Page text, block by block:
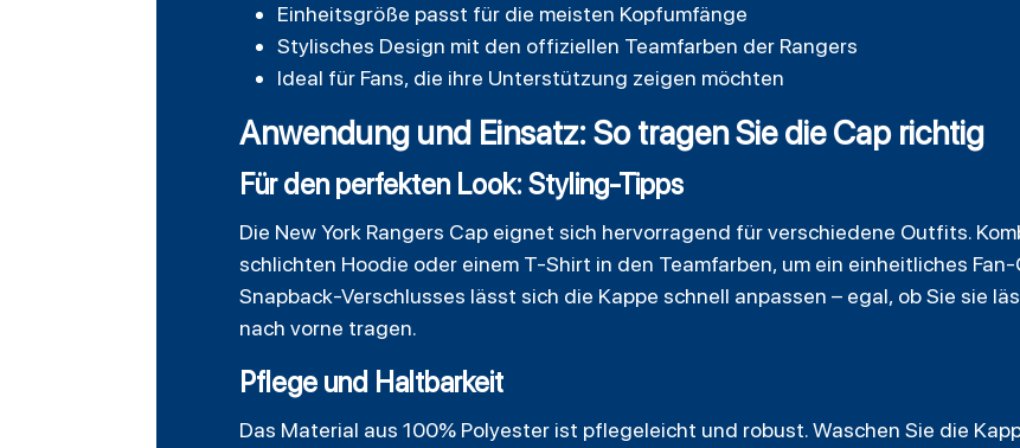
Einheitsgröße passt für die meisten Kopfumfänge
Stylisches Design mit den offiziellen Teamfarben der Rangers
Ideal für Fans, die ihre Unterstützung zeigen möchten
Anwendung und Einsatz: So tragen Sie die Cap richtig
Für den perfekten Look: Styling-Tipps
Die New York Rangers Cap eignet sich hervorragend für verschiedene Outfits.
schlichten Hoodie oder einem T-Shirt in den Teamfarben, um ein einheitliches
Snapback-Verschlusses lässt sich die Kappe schnell anpassen – egal, ob Sie sie
nach vorne tragen.
Pflege und Haltbarkeit
Das Material aus 100% Polyester ist pflegeleicht und robust. Waschen Sie die